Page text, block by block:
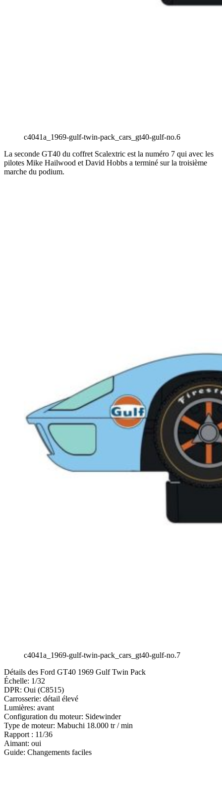
c4041a_1969-gulf-twin-pack_cars_gt40-gulf-no.6
La seconde GT40 du coffret Scalextric est la numéro 7 qui avec les
pilotes Mike Hailwood et David Hobbs a terminé sur la troisième
marche du podium.
c4041a_1969-gulf-twin-pack_cars_gt40-gulf-no.7
Détails des Ford GT40 1969 Gulf Twin Pack
Échelle: 1/32
DPR: Oui (C8515)
Carrosserie: détail élevé
Lumières: avant
Configuration du moteur: Sidewinder
Type de moteur: Mabuchi 18.000 tr / min
Rapport : 11/36
Aimant: oui
Guide: Changements faciles